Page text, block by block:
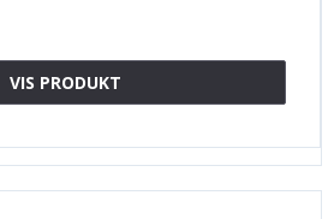
VIS PRODUKT